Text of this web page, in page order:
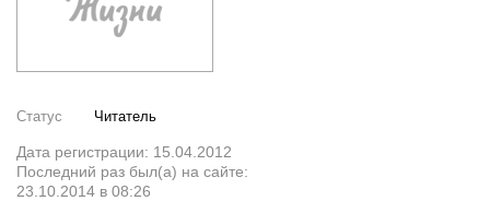
Статус Читатель
Дата регистрации: 15.04.2012
Последний раз был(а) на сайте:
23.10.2014 в 08:26